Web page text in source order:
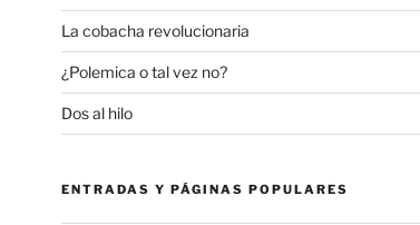
La cobacha revolucionaria
¿Polemica o tal vez no?
Dos al hilo
ENTRADAS Y PÁGINAS POPULARES